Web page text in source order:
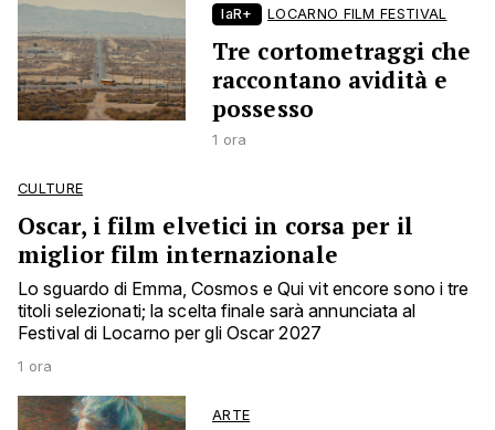
laR+ LOCARNO FILM FESTIVAL
Tre cortometraggi che
raccontano avidità e
possesso
1 ora
CULTURE
Oscar, i film elvetici in corsa per il
miglior film internazionale
Lo sguardo di Emma, Cosmos e Qui vit encore sono i tre
titoli selezionati; la scelta finale sarà annunciata al
Festival di Locarno per gli Oscar 2027
1 ora
ARTE